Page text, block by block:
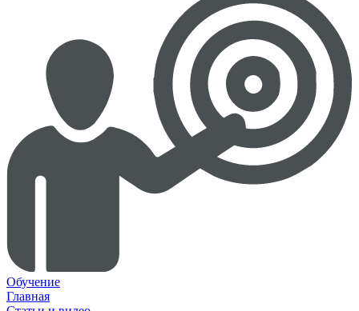
Обучение
Главная